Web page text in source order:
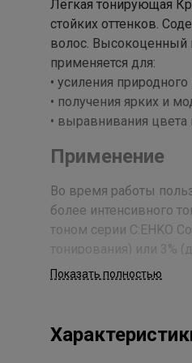
Лёгкая тонирующая
стойких оттенков.
волос. Высокоценный
применяется для:
• усиления
• получения ярких и
• выравнивания цвета
Применение
Во время работы
более интенсивного
тоном серии C:EHKO
тонирования) или 3%
С:ЕНКО Пероксан/
количестве нанести
время действия 15
Показать полностью